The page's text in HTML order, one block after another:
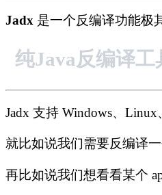
Jadx 是一个反编译功能极
纯Java反编译工
Jadx 支持 Windows、
就比如说我们需要反编译
再比如说我们想看看某个